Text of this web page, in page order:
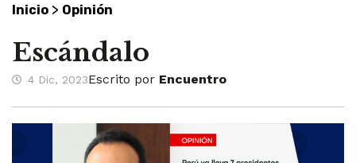
Inicio > Opinión
Escándalo
4 Dic, 2023Escrito por Encuentro